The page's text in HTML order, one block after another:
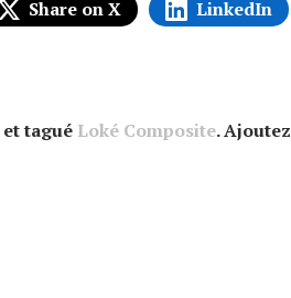
Share on X LinkedIn
et tagué Loké Composite. Ajoutez